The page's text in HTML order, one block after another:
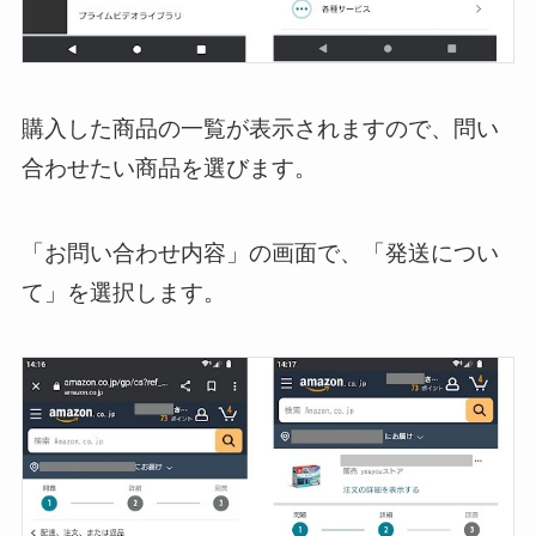
購入した商品の一覧が表示されますので、問い
合わせたい商品を選びます。
「お問い合わせ内容」の画面で、「発送につい
て」を選択します。